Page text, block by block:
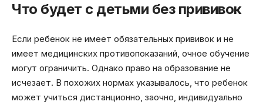
Что будет с детьми без прививок
Если ребенок не имеет обязательных прививок и не
имеет медицинских противопоказаний, очное обучение
могут ограничить. Однако право на образование не
исчезает. В похожих нормах указывалось, что ребенок
может учиться дистанционно, заочно, индивидуально